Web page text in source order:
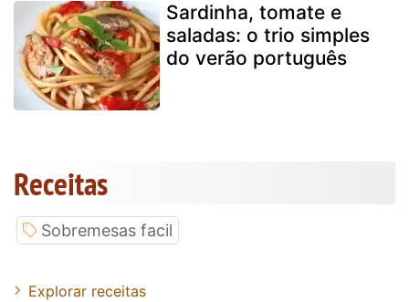
Sardinha, tomate e
saladas: o trio simples
do verão português
Receitas
Sobremesas facil
Explorar receitas